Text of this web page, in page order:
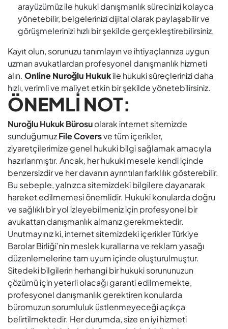
arayüzümüz ile hukuki danışmanlık sürecinizi kolayca
yönetebilir, belgelerinizi dijital olarak paylaşabilir ve
görüşmelerinizi hızlı bir şekilde gerçekleştirebilirsiniz.
Kayıt olun, sorunuzu tanımlayın ve ihtiyaçlarınıza uygun
uzman avukatlardan profesyonel danışmanlık hizmeti
alın. Online Nuroğlu Hukukile hukuki süreçlerinizi daha
hızlı, verimli ve maliyet etkin bir şekilde yönetebilirsiniz.
ÖNEMLİ NOT:
Nuroğlu Hukuk Bürosuolarak internet sitemizde
sunduğumuzFile Coversve tüm içerikler,
ziyaretçilerimize genel hukuki bilgi sağlamak amacıyla
hazırlanmıştır. Ancak, her hukuki mesele kendi içinde
benzersizdir ve her davanın ayrıntıları farklılık gösterebilir.
Bu sebeple, yalnızca sitemizdeki bilgilere dayanarak
hareket edilmemesi önemlidir. Hukuki konularda doğru
ve sağlıklı bir yol izleyebilmeniz için profesyonel bir
avukattan danışmanlık almanız gerekmektedir.
Unutmayınız ki, internet sitemizdeki içerikler Türkiye
Barolar Birliği’nin meslek kurallarına ve reklam yasağı
düzenlemelerine tam uyum içinde oluşturulmuştur.
Sitedeki bilgilerin herhangi bir hukuki sorununuzun
çözümü için yeterli olacağı garanti edilmemekte,
profesyonel danışmanlık gerektiren konularda
büromuzun sorumluluk üstlenmeyeceği açıkça
belirtilmektedir. Her durumda, size en iyi hizmeti